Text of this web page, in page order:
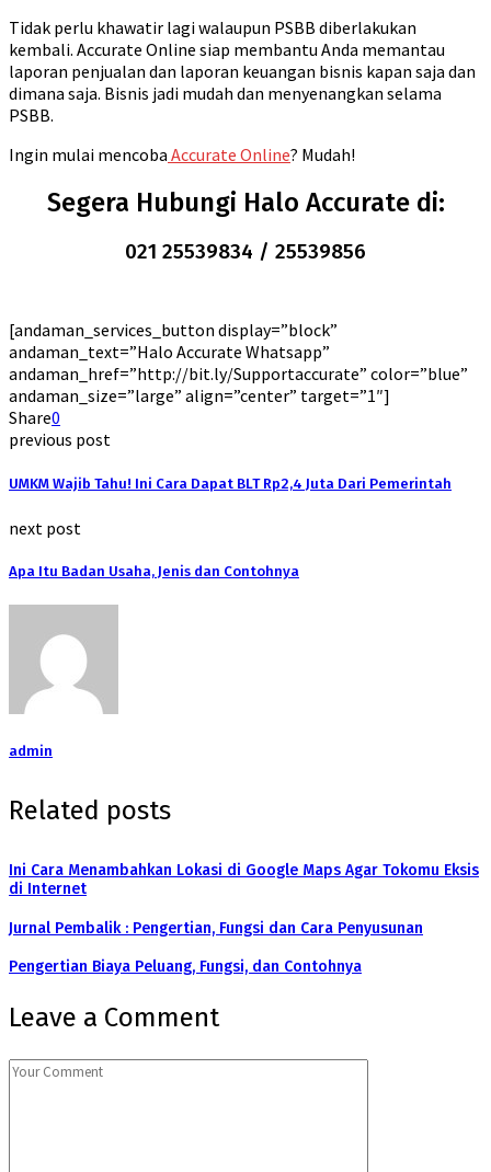
Tidak perlu khawatir lagi walaupun PSBB diberlakukan
kembali. Accurate Online siap membantu Anda memantau
laporan penjualan dan laporan keuangan bisnis kapan saja dan
dimana saja. Bisnis jadi mudah dan menyenangkan selama
PSBB.
Ingin mulai mencoba Accurate Online? Mudah!
Segera Hubungi Halo Accurate di:
021 25539834 / 25539856
[andaman_services_button display=”block”
andaman_text=”Halo Accurate Whatsapp”
andaman_href=”http://bit.ly/Supportaccurate” color=”blue”
andaman_size=”large” align=”center” target=”1″]
Share0
previous post
UMKM Wajib Tahu! Ini Cara Dapat BLT Rp2,4 Juta Dari Pemerintah
next post
Apa Itu Badan Usaha, Jenis dan Contohnya
admin
Related posts
Ini Cara Menambahkan Lokasi di Google Maps Agar Tokomu Eksis
di Internet
Jurnal Pembalik : Pengertian, Fungsi dan Cara Penyusunan
Pengertian Biaya Peluang, Fungsi, dan Contohnya
Leave a Comment